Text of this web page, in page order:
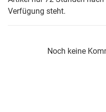
Verfügung steht.
Noch keine